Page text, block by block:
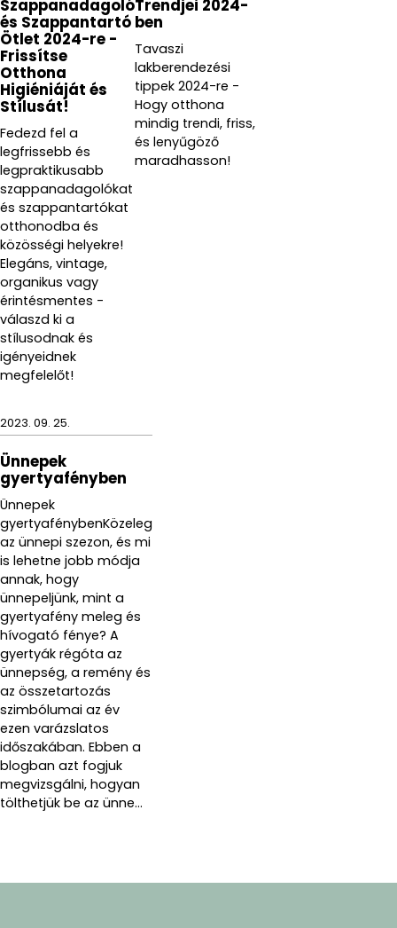
Szappanadagoló
és Szappantartó
Ötlet 2024-re -
Frissítse
Otthona
Higiéniáját és
Stílusát!
Fedezd fel a
legfrissebb és
legpraktikusabb
szappanadagolókat
és szappantartókat
otthonodba és
közösségi helyekre!
Elegáns, vintage,
organikus vagy
érintésmentes -
válaszd ki a
stílusodnak és
igényeidnek
megfelelőt!
Trendjei 2024-
ben
Tavaszi
lakberendezési
tippek 2024-re -
Hogy otthona
mindig trendi, friss,
és lenyűgöző
maradhasson!
2023. 09. 25.
Ünnepek
gyertyafényben
Ünnepek
gyertyafénybenKözeleg
az ünnepi szezon, és mi
is lehetne jobb módja
annak, hogy
ünnepeljünk, mint a
gyertyafény meleg és
hívogató fénye? A
gyertyák régóta az
ünnepség, a remény és
az összetartozás
szimbólumai az év
ezen varázslatos
időszakában. Ebben a
blogban azt fogjuk
megvizsgálni, hogyan
tölthetjük be az ünne...